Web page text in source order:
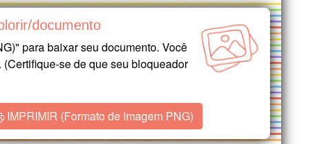
documento
para baixar seu documento. Você
se de que seu bloqueador
IMPRIMIR (Formato de Imagem PNG)